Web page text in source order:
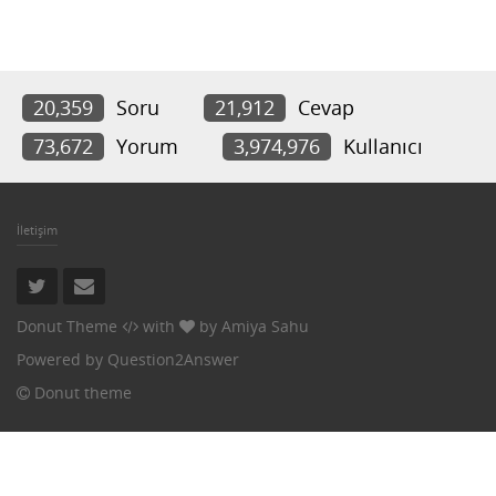
20,359 Soru 21,912
Cevap
73,672
Yorum 3,974,976 Kullanıcı
İletişim
Donut Theme with by Amiya Sahu
Powered by Question2Answer
Donut theme